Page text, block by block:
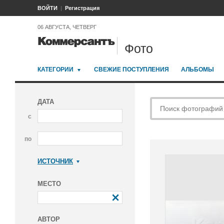
ВОЙТИ Регистрация
06 АВГУСТА, ЧЕТВЕРГ
Фото
КАТЕГОРИИ СВЕЖИЕ ПОСТУПЛЕНИЯ АЛЬБОМЫ
ДАТА
с
по
ИСТОЧНИК
МЕСТО
АВТОР